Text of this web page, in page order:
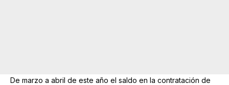
De marzo a abril de este año el saldo en la contratación de